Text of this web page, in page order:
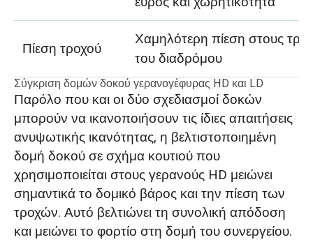
Πίεση τροχού
Χαμηλότερη πίεση στους
του διαδρόμου
Σύγκριση δομών δοκού γερανογέφυρας HD και LD
Παρόλο που και οι δύο σχεδιασμοί δοκών
μπορούν να ικανοποιήσουν τις ίδιες απαιτήσεις
ανυψωτικής ικανότητας, η βελτιστοποιημένη
δομή δοκού σε σχήμα κουτιού που
χρησιμοποιείται στους γερανούς HD μειώνει
σημαντικά το δομικό βάρος και την πίεση των
τροχών. Αυτό βελτιώνει τη συνολική απόδοση
και μειώνει το φορτίο στη δομή του συνεργείου.